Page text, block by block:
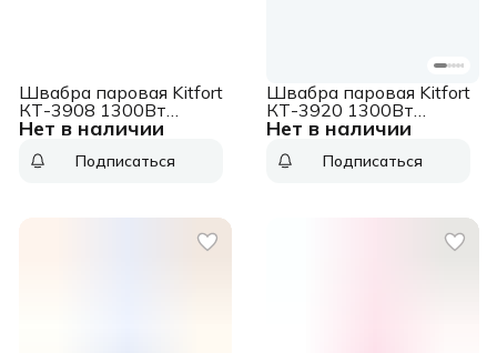
Нет в наличии
Швабра паровая Kitfort
КТ-3908 1300Вт
белый/бирюзовый
Подписаться
Нет в наличии
Швабра паровая Kitfort
КТ-3920 1300Вт
белый/голубой
Подписаться